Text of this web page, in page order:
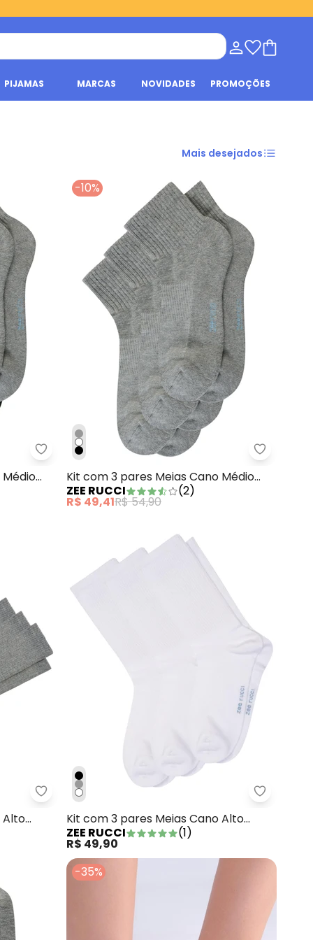
PIJAMAS MARCAS NOVIDADES PROMOÇÕES
Mais desejados
Branco
-10%
Zee
Kit com 3 pares Meias Cano Médio
Algodão Cinza
ZEE RUCCI (2)
R$ 49,41R$ 54,90
BegeZee Rucci - Kit com 3 pares Meias Cano Alto
Alto
Zee
Kit com 3 pares Meias Cano Alto
Branco
ZEE RUCCI (1)
R$ 49,90
-35%